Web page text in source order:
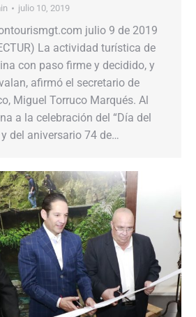
julio 10, 2019
julio 9 de 2019
La actividad turística de
con paso firme y decidido, y
afirmó el secretario de
Miguel Torruco Marqués. Al
a la celebración del “Día del
del aniversario 74 de…